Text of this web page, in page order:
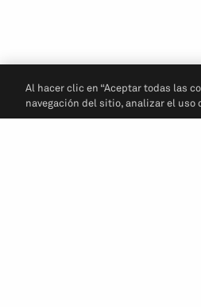
Al hacer clic en “Aceptar todas las
navegación del sitio, analizar el